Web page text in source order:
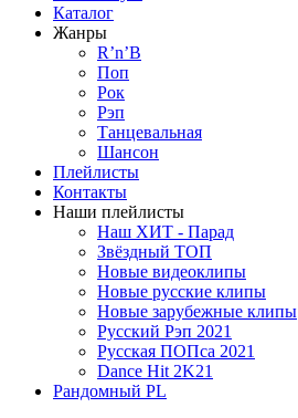
Каталог
Жанры
R’n’B
Поп
Рок
Рэп
Танцевальная
Шансон
Плейлисты
Контакты
Наши плейлисты
Наш ХИТ - Парад
Звёздный ТОП
Новые видеоклипы
Новые русские клипы
Новые зарубежные клипы
Русский Рэп 2021
Русская ПОПса 2021
Dance Hit 2K21
Рандомный PL